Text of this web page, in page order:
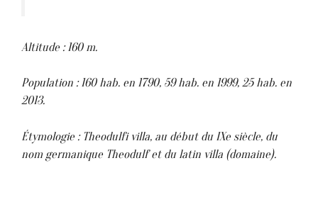
Altitude : 160 m.
Population : 160 hab. en 1790, 59 hab. en 1999, 25 hab. en
2013.
Étymologie : Theodulfi villa, au début du IXe siècle, du
nom germanique Theodulf et du latin villa (domaine).